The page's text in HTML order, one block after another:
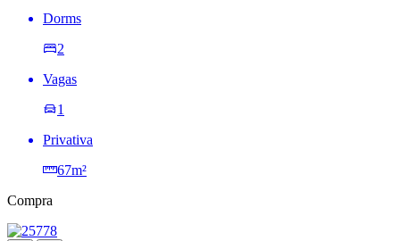
Dorms
2
Vagas
1
Privativa
67m²
Compra